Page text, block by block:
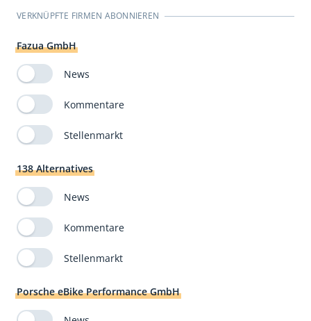
VERKNÜPFTE FIRMEN ABONNIEREN
Fazua GmbH
News
Kommentare
Stellenmarkt
138 Alternatives
News
Kommentare
Stellenmarkt
Porsche eBike Performance GmbH